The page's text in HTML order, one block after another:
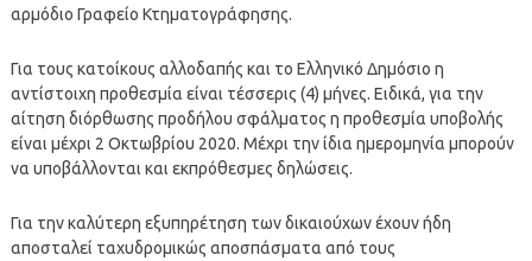
αρμόδιο Γραφείο Κτηματογράφησης.
Για τους κατοίκους αλλοδαπής και το Ελληνικό Δημόσιο η
αντίστοιχη προθεσμία είναι τέσσερις (4) μήνες. Ειδικά, για την
αίτηση διόρθωσης προδήλου σφάλματος η προθεσμία υποβολής
είναι μέχρι 2 Οκτωβρίου 2020. Μέχρι την ίδια ημερομηνία μπορούν
να υποβάλλονται και εκπρόθεσμες δηλώσεις.
Για την καλύτερη εξυπηρέτηση των δικαιούχων έχουν ήδη
αποσταλεί ταχυδρομικώς αποσπάσματα από τους